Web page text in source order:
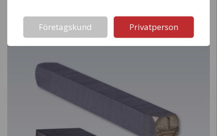
material som trä, läder, plast eller liknande. Kan beställas med
elektrisk eller manuell uppvärmning.
Företagskund Privatperson